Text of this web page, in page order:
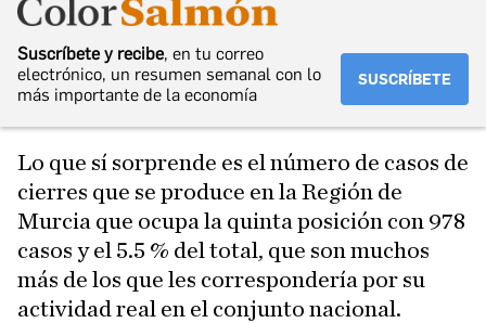
Suscríbete y recibe, en tu correo
electrónico, un resumen semanal con lo
más importante de la economía
SUSCRÍBETE
Lo que sí sorprende es el número de casos de
cierres que se produce en la Región de
Murcia que ocupa la quinta posición con 978
casos y el 5.5 % del total, que son muchos
más de los que les correspondería por su
actividad real en el conjunto nacional.